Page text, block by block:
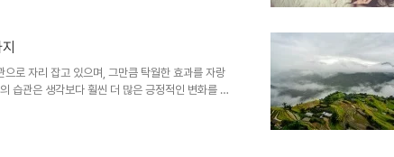
안한 상태로 전환되도록 도와주며, 이는 깊은 수면
네나 공원의 평온한 분위기는 이 효과를 더욱 극대
로 자리 잡고 있으며, 그만큼 탁월한 효과를 자랑
습관은 생각보다 훨씬 더 많은 긍정적인 변화를 가
보 걷기를 통해 얻을 수 있는 다섯 가지 핵심적인 효